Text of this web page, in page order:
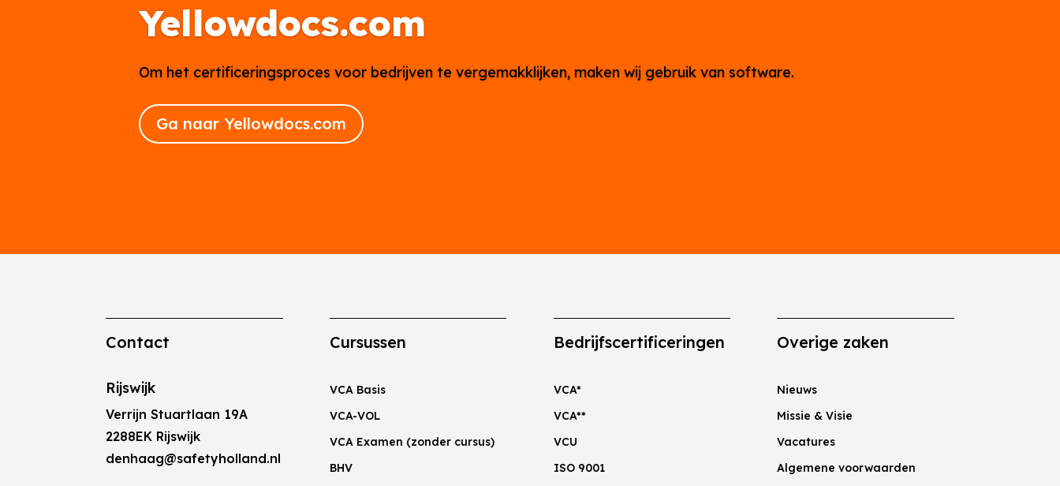
Yellowdocs.com
Om het certificeringsproces voor bedrijven te vergemakklijken, maken wij gebruik van software.
Ga naar Yellowdocs.com
Contact
Rijswijk
Verrijn Stuartlaan 19A
2288EK Rijswijk
denhaag@safetyholland.nl
Cursussen
VCA Basis
VCA-VOL
VCA Examen (zonder cursus)
BHV
Bedrijfscertificeringen
VCA*
VCA**
VCU
ISO 9001
Overige zaken
Nieuws
Missie & Visie
Vacatures
Algemene voorwaarden